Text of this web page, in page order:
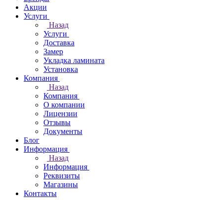
Акции
Услуги
Назад
Услуги
Доставка
Замер
Укладка ламината
Установка
Компания
Назад
Компания
О компании
Лицензии
Отзывы
Документы
Блог
Информация
Назад
Информация
Реквизиты
Магазины
Контакты